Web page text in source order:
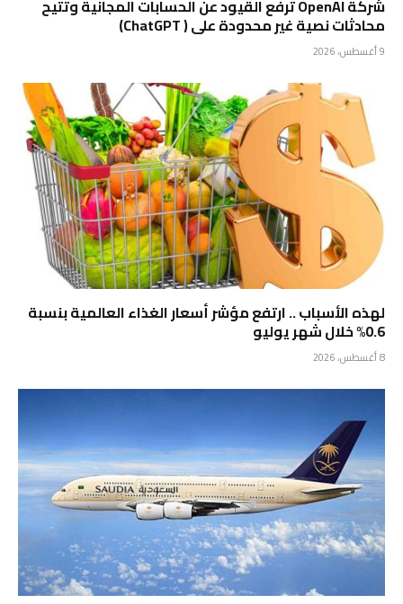
شركة OpenAI ترفع القيود عن الحسابات المجانية وتتيح
محادثات نصية غير محدودة على ( ChatGPT)
9 أغسطس، 2026
لهذه الأسباب .. ارتفع مؤشر أسعار الغذاء العالمية بنسبة
0.6% خلال شهر يوليو
8 أغسطس، 2026